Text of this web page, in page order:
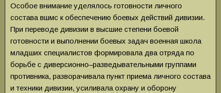
Особое внимание уделялось готовности личного
состава вшмс к обеспечению боевых действий дивизии.
При переводе дивизии в высшие степени боевой
готовности и выполнении боевых задач военная школа
младших специалистов формировала два отряда по
борьбе с диверсионно–разведывательными группами
противника, разворачивала пункт приема личного состава
и техники дивизии, усиливала охрану и оборону